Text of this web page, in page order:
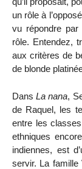
un rôle à
vu répondre par
rôle. Entendez,
aux critères de
de blonde
DansLa nana,
de Raquel, les
entre les
ethniques
indiennes, est
servir. La famille